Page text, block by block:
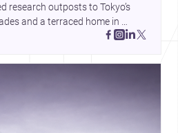
research outposts to Tokyo’s
and a terraced home in
how architecture adapts to